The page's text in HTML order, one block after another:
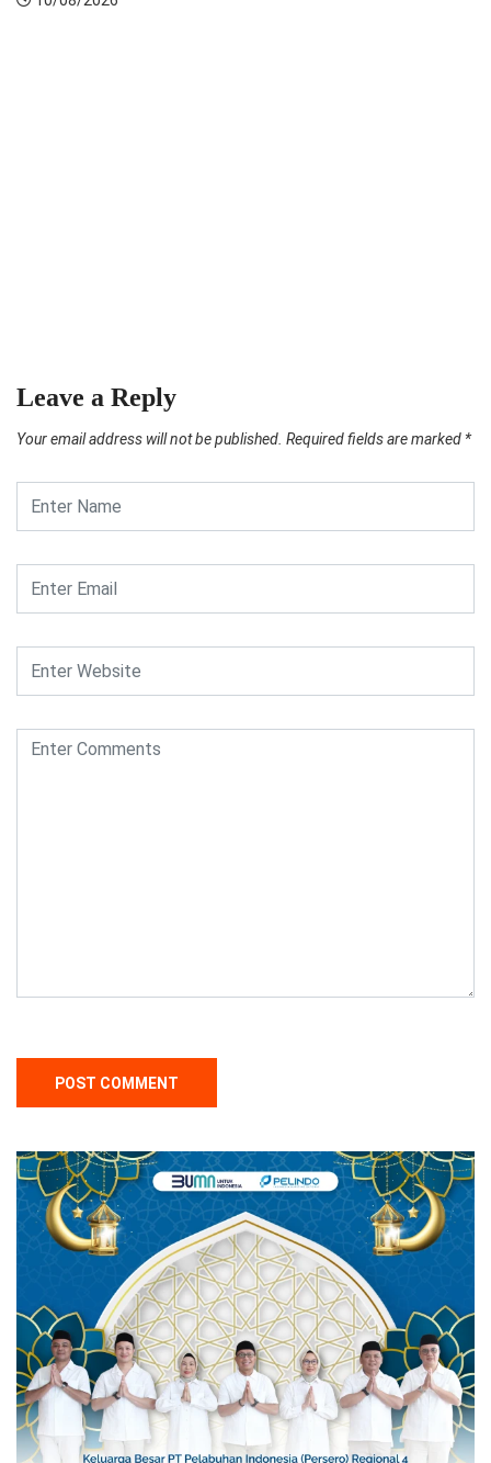
Leave a Reply
Your email address will not be published. Required fields are marked *